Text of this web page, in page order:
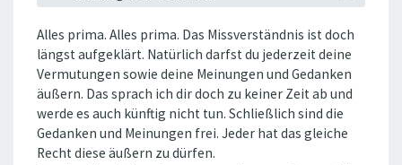
Alles prima. Alles prima. Das Missverständnis ist doch
längst aufgeklärt. Natürlich darfst du jederzeit deine
Vermutungen sowie deine Meinungen und Gedanken
äußern. Das sprach ich dir doch zu keiner Zeit ab und
werde es auch künftig nicht tun. Schließlich sind die
Gedanken und Meinungen frei. Jeder hat das gleiche
Recht diese äußern zu dürfen.